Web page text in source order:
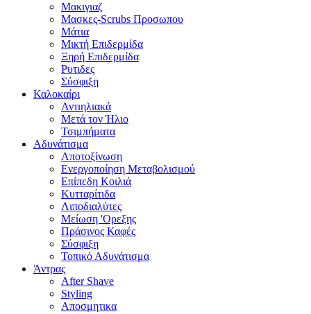
Μακιγιαζ
Μασκες-Scrubs Προσωπου
Μάτια
Μικτή Επιδερμίδα
Ξηρή Επιδερμίδα
Ρυτιδες
Σύσφιξη
Καλοκαίρι
Αντιηλιακά
Μετά τον Ήλιο
Τσιμπήματα
Αδυνάτισμα
Αποτοξίνωση
Ενεργοποίηση Μεταβολισμού
Επίπεδη Κοιλιά
Κυτταρίτιδα
Λιποδιαλύτες
Μείωση 'Ορεξης
Πράσινος Καφές
Σύσφιξη
Τοπικό Αδυνάτισμα
Άντρας
After Shave
Styling
Αποσμητικα